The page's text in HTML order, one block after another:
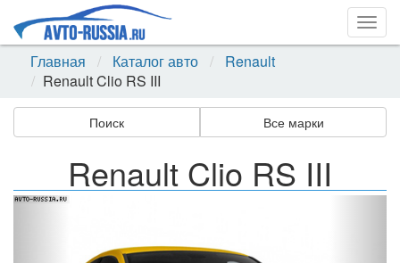
Главная
Каталог авто
Renault
Renault Clio RS III
Поиск Все марки
Renault Clio RS III
Назад